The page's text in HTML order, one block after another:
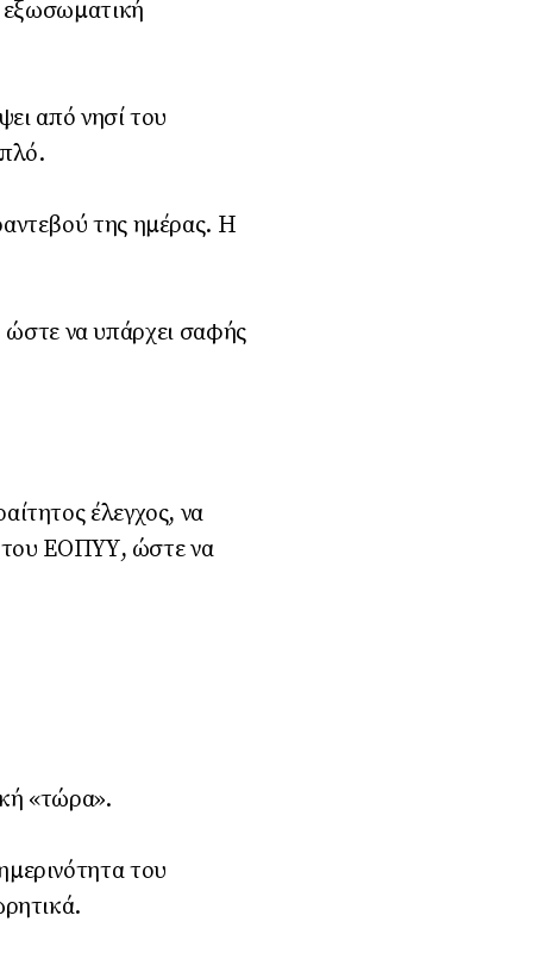
εξωσωματική
από νησί του
της ημέρας. Η
ώστε να υπάρχει σαφής
έλεγχος, να
του ΕΟΠΥΥ, ώστε να
«τώρα».
του